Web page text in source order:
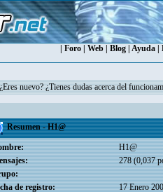
Foro Web Blog Ayuda
¿Eres nuevo? ¿Tienes dudas acerca del
Resumen - H1@
H1@
278 (0,037
de registro:
17 Enero